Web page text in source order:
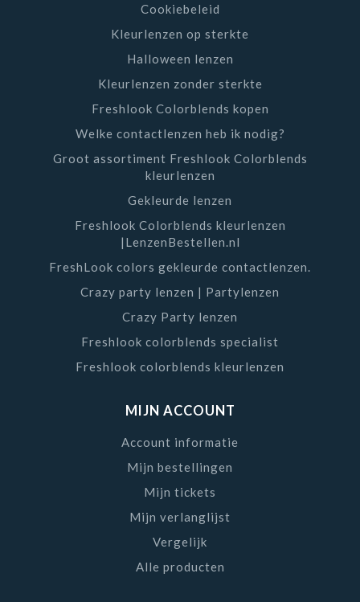
Cookiebeleid
Kleurlenzen op sterkte
Halloween lenzen
Kleurlenzen zonder sterkte
Freshlook Colorblends kopen
Welke contactlenzen heb ik nodig?
Groot assortiment Freshlook Colorblends
kleurlenzen
Gekleurde lenzen
Freshlook Colorblends kleurlenzen
|LenzenBestellen.nl
FreshLook colors gekleurde contactlenzen.
Crazy party lenzen | Partylenzen
Crazy Party lenzen
Freshlook colorblends specialist
Freshlook colorblends kleurlenzen
MIJN ACCOUNT
Account informatie
Mijn bestellingen
Mijn tickets
Mijn verlanglijst
Vergelijk
Alle producten